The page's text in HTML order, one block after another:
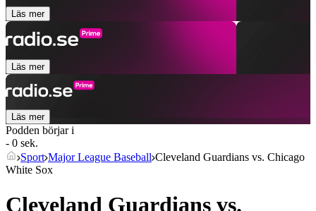
Läs mer
Läs mer
Läs mer
Podden börjar i
- 0 sek.
Sport Major League Baseball Cleveland Guardians vs. Chicago
White Sox
Cleveland Guardians vs.